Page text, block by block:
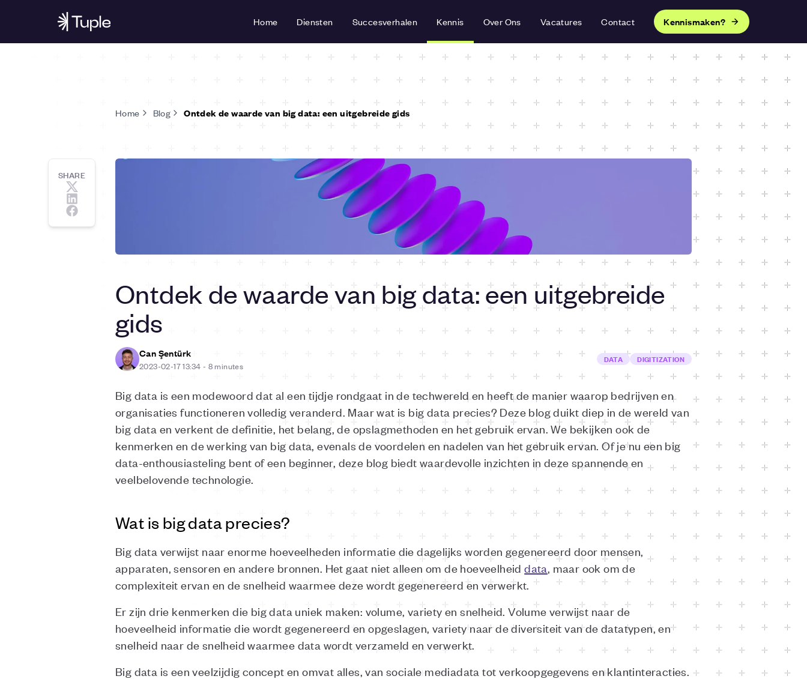
Home Diensten Succesverhalen Kennis Over Ons Vacatures Contact Kennismaken?
Home Blog Ontdek de waarde van big data: een uitgebreide gids
SHARE
Ontdek de waarde van big data: een uitgebreide
gids
Can Şentürk
2023-02-17 13:34 - 8 minutes
DATA DIGITIZATION
Big data is een modewoord dat al een tijdje rondgaat in de techwereld en heeft de manier waarop bedrijven en
organisaties functioneren volledig veranderd. Maar wat is big data precies? Deze blog duikt diep in de wereld van
big data en verkent de definitie, het belang, de opslagmethoden en het gebruik ervan. We bekijken ook de
kenmerken en de werking van big data, evenals de voordelen en nadelen van het gebruik ervan. Of je nu een big
data-enthousiasteling bent of een beginner, deze blog biedt waardevolle inzichten in deze spannende en
veelbelovende technologie.
Wat is big data precies?
Big data verwijst naar enorme hoeveelheden informatie die dagelijks worden gegenereerd door mensen,
apparaten, sensoren en andere bronnen. Het gaat niet alleen om de hoeveelheiddata, maar ook om de
complexiteit ervan en de snelheid waarmee deze wordt gegenereerd en verwerkt.
Er zijn drie kenmerken die big data uniek maken: volume, variety en snelheid. Volume verwijst naar de
hoeveelheid informatie die wordt gegenereerd en opgeslagen, variety naar de diversiteit van de datatypen, en
snelheid naar de snelheid waarmee data wordt verzameld en verwerkt.
Big data is een veelzijdig concept en omvat alles, van sociale mediadata tot verkoopgegevens en klantinteracties.